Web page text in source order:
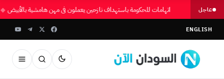
عاجل اتهامات للحكومة باستهداف نازحين يعملون في مهن هامشية بالأبيض
ENGLISH